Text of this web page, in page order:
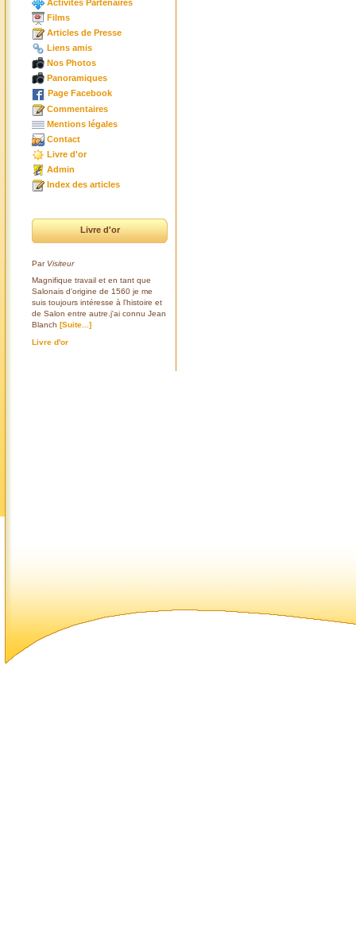
Activités Partenaires
Films
Articles de Presse
Liens amis
Nos Photos
Panoramiques
Page Facebook
Commentaires
Mentions légales
Contact
Livre d'or
Admin
Index des articles
Livre d'or
Par Visiteur
Magnifique travail et en tant que
Salonais d'origine de 1560 je me
suis toujours intéresse à l'histoire et
de Salon entre autre.j'ai connu Jean
Blanch [Suite...]
Livre d'or